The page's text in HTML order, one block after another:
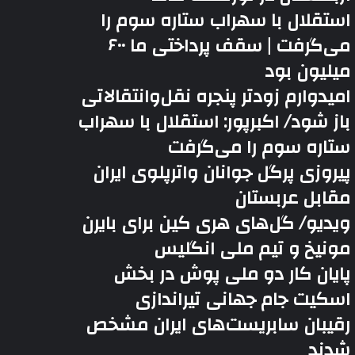
استقلال با سهراب ستاره سوم را
می‌گرفت | سقف پرداختی ما ۶۰۰
میلیون بود
امیدوارم زودتر پنجره نقل‌وانتقالاتی
باز شود/ اکبرپور: استقلال با سهراب
ستاره سوم را می‌گرفت
پیروزی پرگل جوانان واترپلوی ایران
مقابل عربستان
ویدیو/ گل‌های هری‌ کین برای بایرن
مونیخ و تیم ملی انگلیس
پایان کار دو ملی پوش در بخش
اسکیت جام جهانی تیراندازی
رقیبان سابریست‌های ایران مشخص